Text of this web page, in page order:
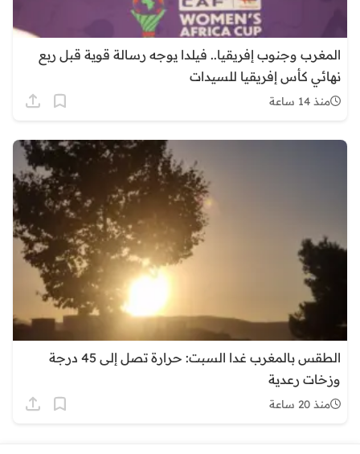
المغرب وجنوب إفريقيا.. فيلدا يوجه رسالة قوية قبل ربع
نهائي كأس إفريقيا للسيدات
منذ 14 ساعة
الطقس بالمغرب غدا السبت: حرارة تصل إلى 45 درجة
وزخات رعدية
منذ 20 ساعة